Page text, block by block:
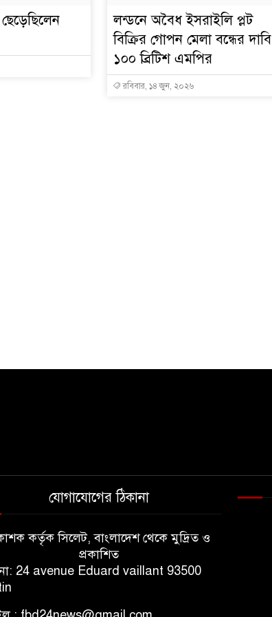
লন্ডনে অবৈধ ইসরাইলি প্লট
বিক্রির গোপন মেলা বন্ধের দাবি
১০০ ব্রিটিশ এমপির
রবিবার, ১৪ জুন, ২০২৬
যোগাযোগের ঠিকানা
কর্তৃক সিলেট, বাংলাদেশ থেকে মুদ্রিত ও
প্রকাশিত
24 avenue Eduard vaillant 93500